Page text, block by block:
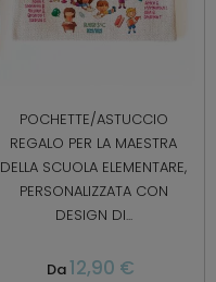
POCHETTE/ASTUCCIO
REGALO PER LA MAESTRA
DELLA SCUOLA ELEMENTARE,
PERSONALIZZATA CON
DESIGN DI...
Da12,90 €